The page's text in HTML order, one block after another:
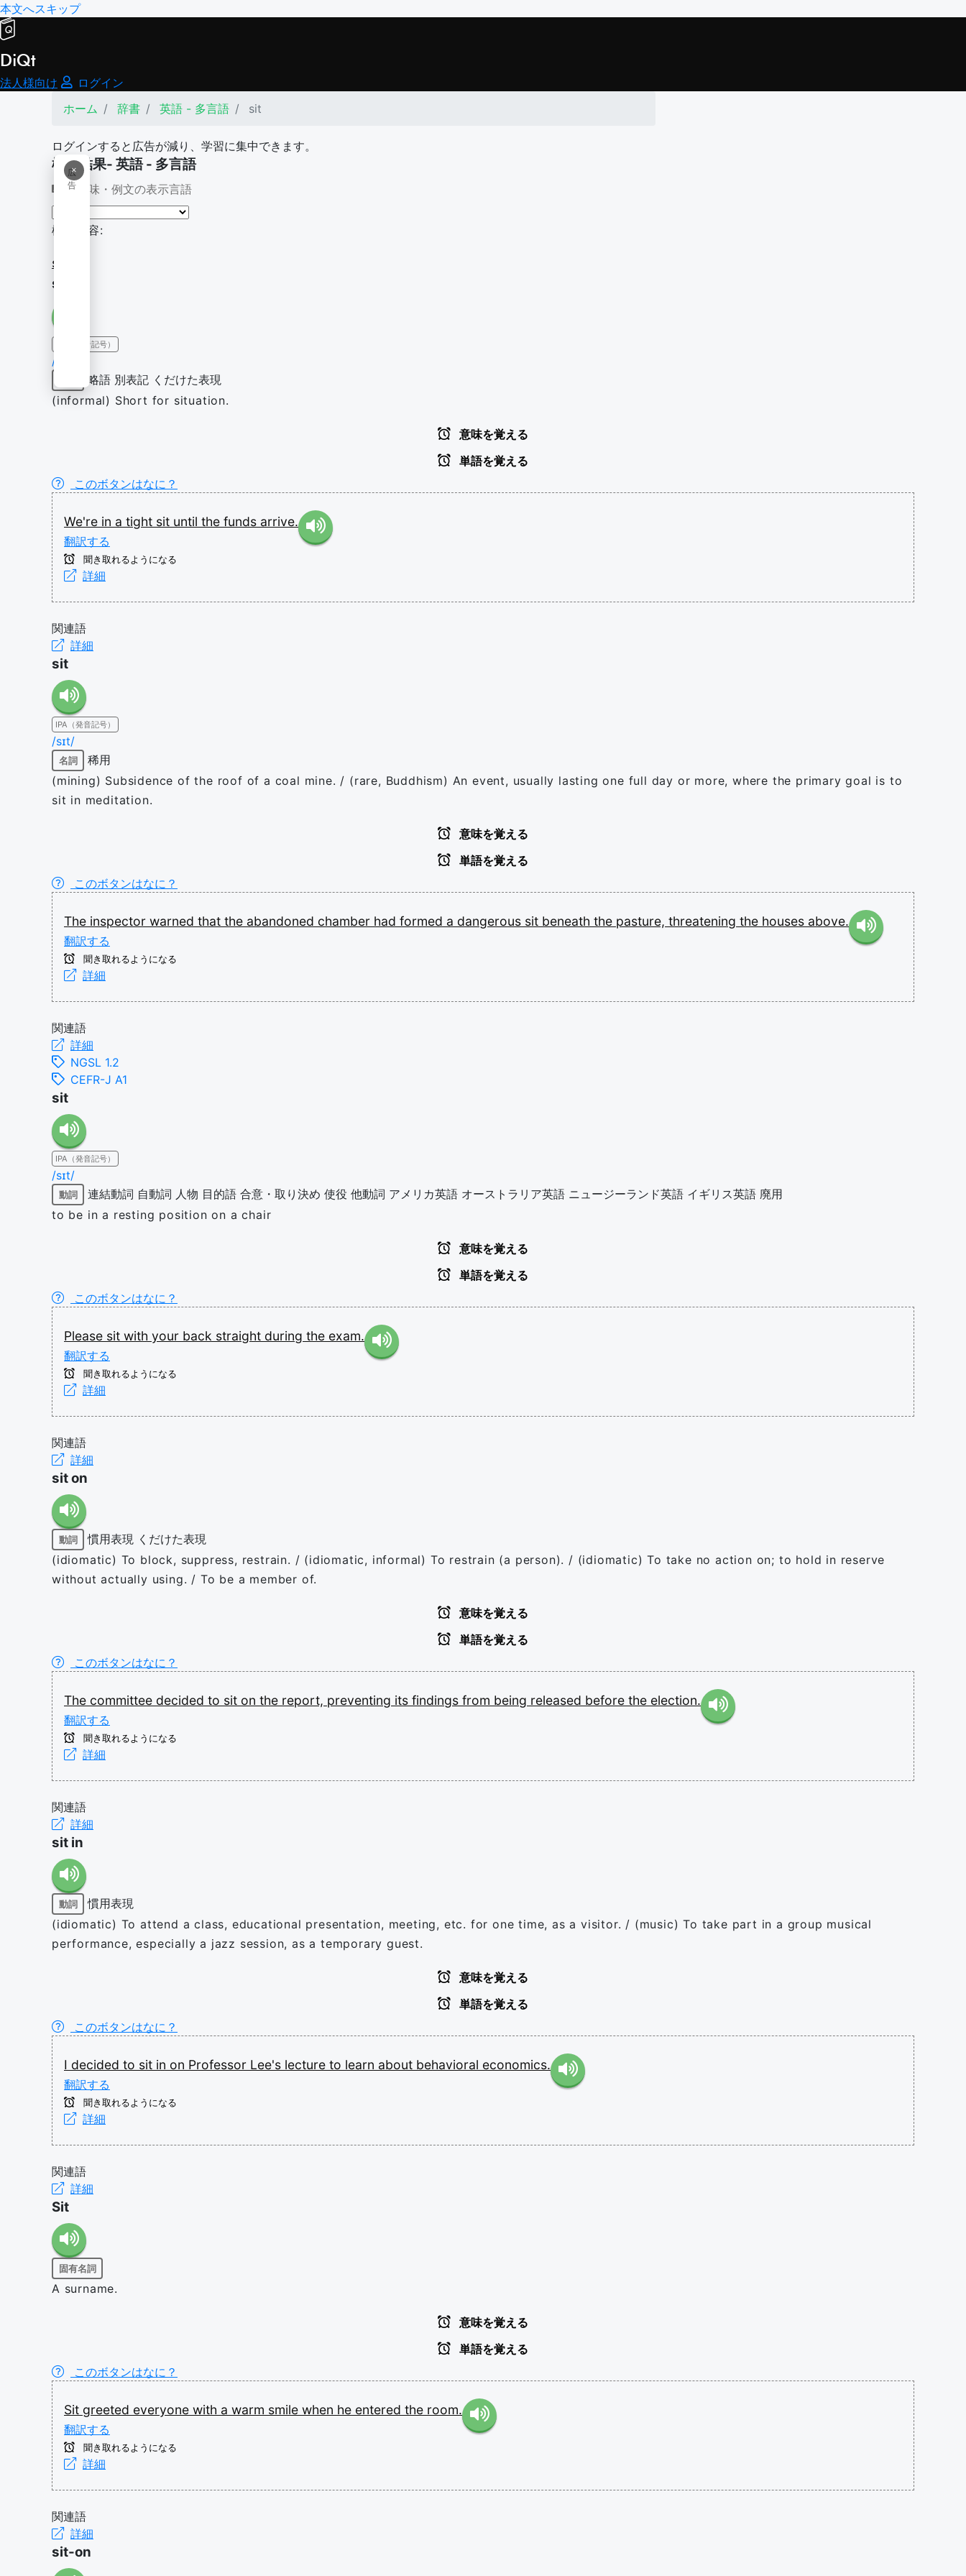
本文へスキップ
DiQt
法人様向け
ログイン
ホーム
辞書 英語 - 多言語 sit
ログインすると広告が減り、学習に集中できます。
×
広
告
検索結果- 英語 - 多言語
意味・例文の表示言語
検索内容:
sit
sit
IPA（発音記号）
/sɪt/
略語 別表記 くだけた表現
(informal) Short for situation.
意味を覚える
単語を覚える
このボタンはなに？
We're in a tight sit until the funds arrive.
翻訳する
聞き取れるようになる
詳細
関連語
詳細
sit
IPA（発音記号）
/sɪt/
名詞
稀用
(mining) Subsidence of the roof of a coal mine. / (rare, Buddhism) An event, usually lasting one full day or more, where the primary goal is to
sit in meditation.
意味を覚える
単語を覚える
このボタンはなに？
The inspector warned that the abandoned chamber had formed a dangerous sit beneath the pasture, threatening the houses above.
翻訳する
聞き取れるようになる
詳細
関連語
詳細
NGSL 1.2
CEFR-J A1
sit
IPA（発音記号）
/sɪt/
動詞 連結動詞 自動詞 人物 目的語 合意・取り決め 使役 他動詞 アメリカ英語 オーストラリア英語 ニュージーランド英語 イギリス英語 廃用
to be in a resting position on a chair
意味を覚える
単語を覚える
このボタンはなに？
Please sit with your back straight during the exam.
翻訳する
聞き取れるようになる
詳細
関連語
詳細
sit on
動詞 慣用表現 くだけた表現
(idiomatic) To block, suppress, restrain. / (idiomatic, informal) To restrain (a person). / (idiomatic) To take no action on; to hold in reserve
without actually using. / To be a member of.
意味を覚える
単語を覚える
このボタンはなに？
The committee decided to sit on the report, preventing its findings from being released before the election.
翻訳する
聞き取れるようになる
詳細
関連語
詳細
sit in
動詞
慣用表現
(idiomatic) To attend a class, educational presentation, meeting, etc. for one time, as a visitor. / (music) To take part in a group musical
performance, especially a jazz session, as a temporary guest.
意味を覚える
単語を覚える
このボタンはなに？
I decided to sit in on Professor Lee's lecture to learn about behavioral economics.
翻訳する
聞き取れるようになる
詳細
関連語
詳細
Sit
固有名詞
A surname.
意味を覚える
単語を覚える
このボタンはなに？
Sit greeted everyone with a warm smile when he entered the room.
翻訳する
聞き取れるようになる
詳細
関連語
詳細
sit-on